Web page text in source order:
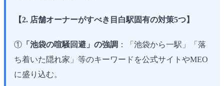
【2. 店舗オーナーがすべき目白駅固有の対策5つ】
① 「池袋の喧騒回避」の強調 ：「池袋から一駅」「落
ち着いた隠れ家」等のキーワードを公式サイトやMEO
に盛り込む。